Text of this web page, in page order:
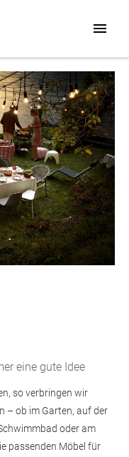
eine gute Idee
so verbringen wir
– ob im Garten, auf der
oder am
passenden Möbel für